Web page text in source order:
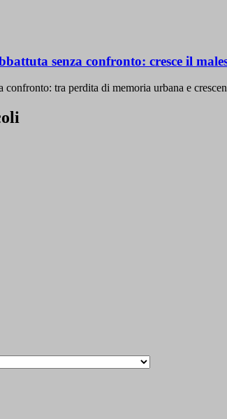
senza confronto: cresce il
confronto: tra perdita di memoria urbana e